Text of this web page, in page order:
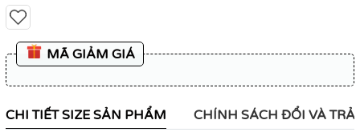
MÃ GIẢM GIÁ
CHI TIẾT SIZE SẢN PHẨM CHÍNH SÁCH ĐỔI VÀ TRẢ